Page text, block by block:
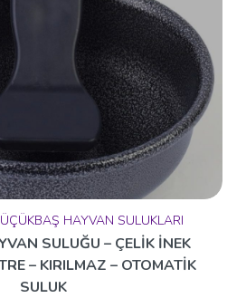
HAYVAN SULUKLARI
SULUĞU – ÇELİK İNEK
– KIRILMAZ – OTOMATİK
SULUK